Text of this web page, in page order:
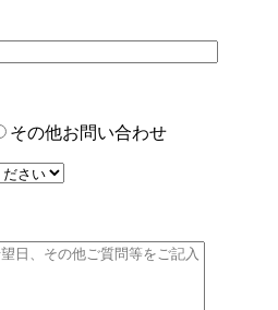
その他お問い合わせ